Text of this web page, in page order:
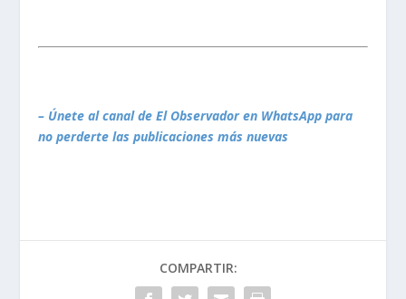
– Únete al canal de El Observador en WhatsApp para
no perderte las publicaciones más nuevas
COMPARTIR: